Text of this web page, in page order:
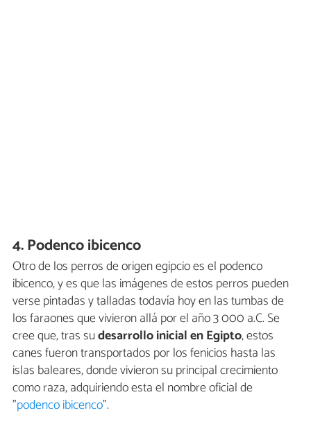
4. Podenco ibicenco
Otro de los perros de origen egipcio es el podenco
ibicenco, y es que las imágenes de estos perros pueden
verse pintadas y talladas todavía hoy en las tumbas de
los faraones que vivieron allá por el año 3 000 a.C. Se
cree que, tras sudesarrollo inicial en Egipto, estos
canes fueron transportados por los fenicios hasta las
islas baleares, donde vivieron su principal crecimiento
como raza, adquiriendo esta el nombre oficial de
"podenco ibicenco".